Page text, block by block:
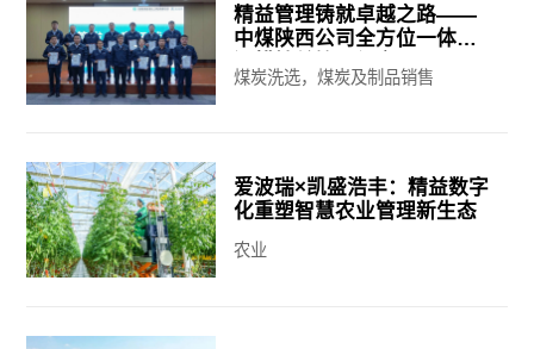
精益管理铸就卓越之路——
中煤陕西公司全方位一体化
煤炭洗选，煤炭及制品销售
爱波瑞×凯盛浩丰：精益数字
化重塑智慧农业管理新生态
农业